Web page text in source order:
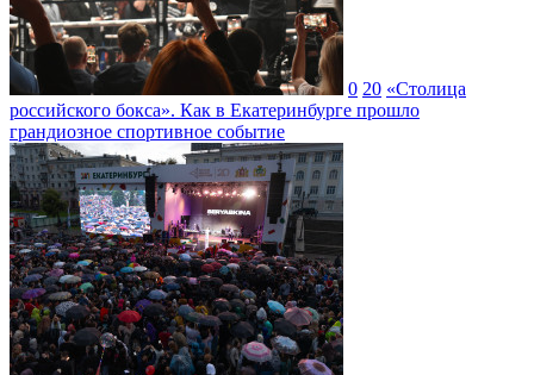
0 20 «Столица
российского бокса». Как в Екатеринбурге прошло
грандиозное спортивное событие